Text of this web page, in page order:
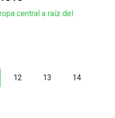
central a raíz del
12 13 14